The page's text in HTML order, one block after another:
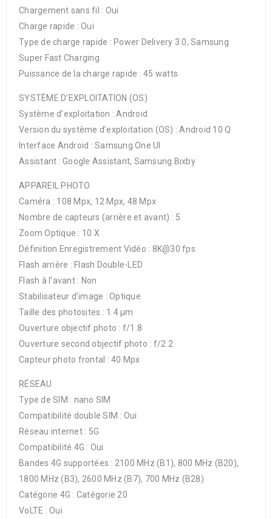
Chargement sans fil : Oui
Charge rapide : Oui
Type de charge rapide : Power Delivery 3.0, Samsung
Super Fast Charging
Puissance de la charge rapide : 45 watts
SYSTÈME D’EXPLOITATION (OS)
Système d’exploitation : Android
Version du système d’exploitation (OS) : Android 10 Q
Interface Android : Samsung One UI
Assistant : Google Assistant, Samsung Bixby
APPAREIL PHOTO
Caméra : 108 Mpx, 12 Mpx, 48 Mpx
Nombre de capteurs (arrière et avant) : 5
Zoom Optique : 10 X
Définition Enregistrement Vidéo : 8K@30 fps
Flash arrière : Flash Double-LED
Flash à l’avant : Non
Stabilisateur d’image : Optique
Taille des photosites : 1.4 µm
Ouverture objectif photo : f/1.8
Ouverture second objectif photo : f/2.2
Capteur photo frontal : 40 Mpx
RÉSEAU
Type de SIM : nano SIM
Compatibilité double SIM : Oui
Réseau internet : 5G
Compatibilité 4G : Oui
Bandes 4G supportées : 2100 MHz (B1), 800 MHz (B20),
1800 MHz (B3), 2600 MHz (B7), 700 MHz (B28)
Catégorie 4G : Catégorie 20
VoLTE : Oui